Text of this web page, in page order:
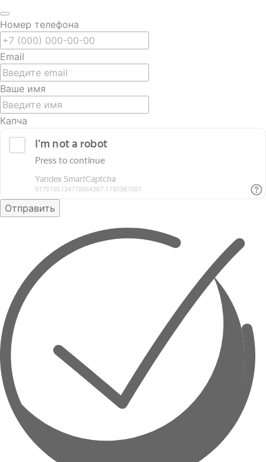
Номер телефона
Email
Ваше имя
Капча
Отправить